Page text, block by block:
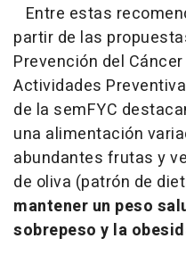
Entre estas
partir de las
Prevención del
Actividades
de la semFYC
una alimentación
abundantes frutas y
de oliva (patrón de
mantener un peso
sobrepeso y la